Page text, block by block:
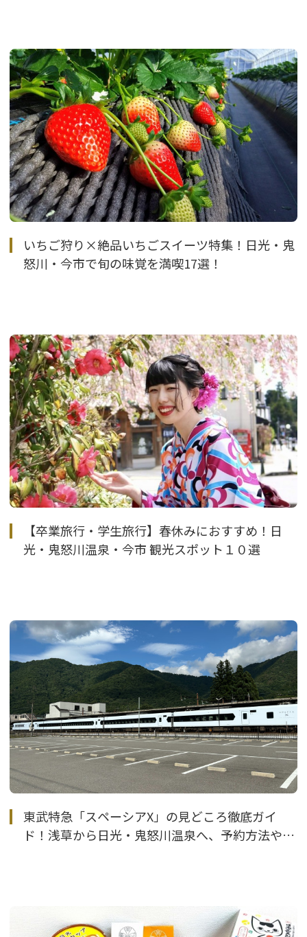
いちご狩り×絶品いちごスイーツ特集！日光・鬼
怒川・今市で旬の味覚を満喫17選！
【卒業旅行・学生旅行】春休みにおすすめ！日
光・鬼怒川温泉・今市 観光スポット１０選
東武特急「スペーシアX」の見どころ徹底ガイ
ド！浅草から日光・鬼怒川温泉へ、予約方法や車